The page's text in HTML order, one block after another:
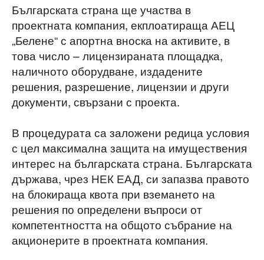
Българската страна ще участва в
проектната компания, екплоатираща АЕЦ
„Белене“ с апортна вноска на активите, в
това число – лицензираната площадка,
наличното оборудване, издадените
решения, разрешение, лицензии и други
документи, свързани с проекта.
В процедурата са заложени редица условия
с цел максимална защита на имуществения
интерес на българската страна. Българската
държава, чрез НЕК ЕАД, си запазва правото
на блокираща квота при вземането на
решения по определени въпроси от
компетентността на общото събрание на
акционерите в проектната компания.